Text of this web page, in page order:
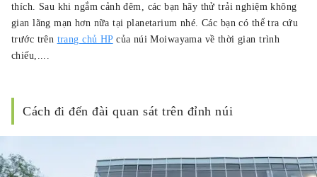
thích. Sau khi ngắm cảnh đêm, các bạn hãy thử trải nghiệm không
gian lãng mạn hơn nữa tại planetarium nhé. Các bạn có thể tra cứu
trước trên trang chủ HPcủa núi Moiwayama về thời gian trình
chiếu,....
Cách đi đến đài quan sát trên đỉnh núi